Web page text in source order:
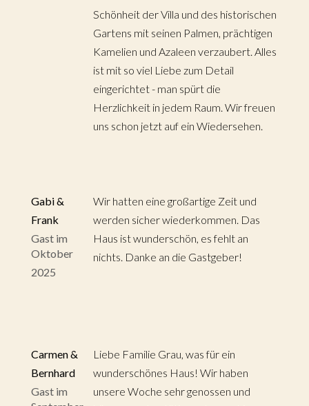
Schönheit der Villa und des historischen
Gartens mit seinen Palmen, prächtigen
Kamelien und Azaleen verzaubert. Alles
ist mit so viel Liebe zum Detail
eingerichtet - man spürt die
Herzlichkeit in jedem Raum. Wir freuen
uns schon jetzt auf ein Wiedersehen.
Gabi &
Frank
Gast im
Oktober
2025
Wir hatten eine großartige Zeit und
werden sicher wiederkommen. Das
Haus ist wunderschön, es fehlt an
nichts. Danke an die Gastgeber!
Carmen &
Bernhard
Gast im
Liebe Familie Grau, was für ein
wunderschönes Haus! Wir haben
unsere Woche sehr genossen und